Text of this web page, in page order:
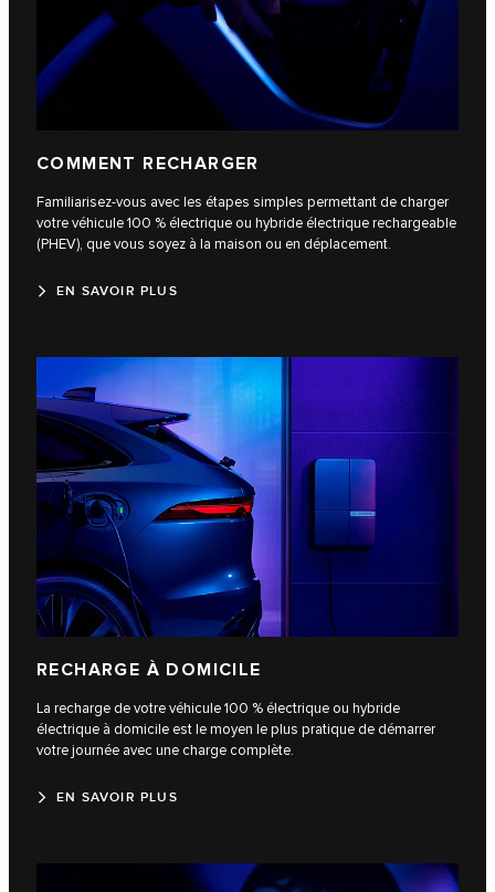
COMMENT RECHARGER
Familiarisez-vous avec les étapes simples permettant de charger
votre véhicule 100 % électrique ou hybride électrique rechargeable
(PHEV), que vous soyez à la maison ou en déplacement.
EN SAVOIR PLUS
RECHARGE À DOMICILE
La recharge de votre véhicule 100 % électrique ou hybride
électrique à domicile est le moyen le plus pratique de démarrer
votre journée avec une charge complète.
EN SAVOIR PLUS